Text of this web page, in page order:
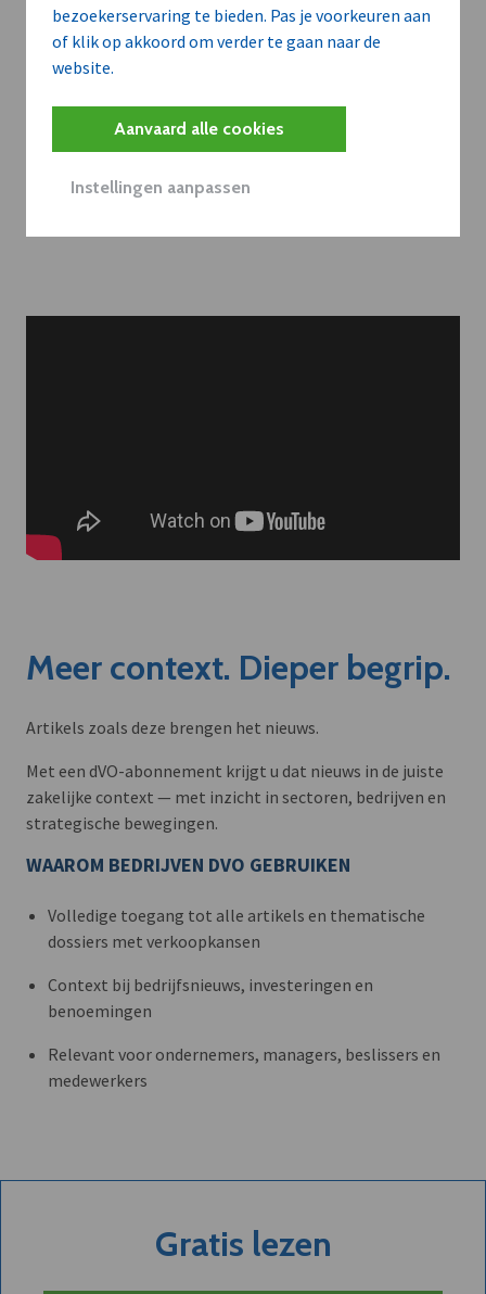
bezoekerservaring te bieden. Pas je voorkeuren aan
of klik op akkoord om verder te gaan naar de
website.
Aanvaard alle cookies
Instellingen aanpassen
delen?
Contacteer onze redactie
Meer context. Dieper begrip.
Artikels zoals deze brengen het nieuws.
Met een dVO-abonnement krijgt u dat nieuws in de juiste
zakelijke context — met inzicht in sectoren, bedrijven en
strategische bewegingen.
WAAROM BEDRIJVEN DVO GEBRUIKEN
Volledige toegang tot alle artikels en thematische
dossiers met verkoopkansen
Context bij bedrijfsnieuws, investeringen en
benoemingen
Relevant voor ondernemers, managers, beslissers en
medewerkers
Gratis lezen